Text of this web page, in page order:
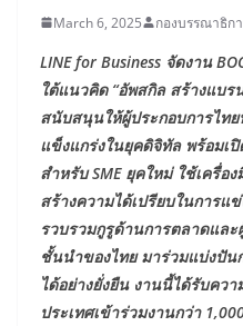
March 6, 2025 กองบรรณาธิก
LINE for Business จัดงาน
ใต้แนวคิด “อัพสกิล สร้างแบร
สนับสนุนให้ผู้ประกอบการไท
แข็งแกร่งในยุคดิจิทัล พร้อมเ
สำหรับ SME ยุคใหม่ ใช้เครื่อ
สร้างความได้เปรียบในการ
รวบรวมกูรูด้านการตลาดแล
ชั้นนำของไทย มาร่วมแบ่งปัน
ได้อย่างยั่งยืน งานนี้ได้รับคว
ประเทศเข้าร่วมงานกว่า